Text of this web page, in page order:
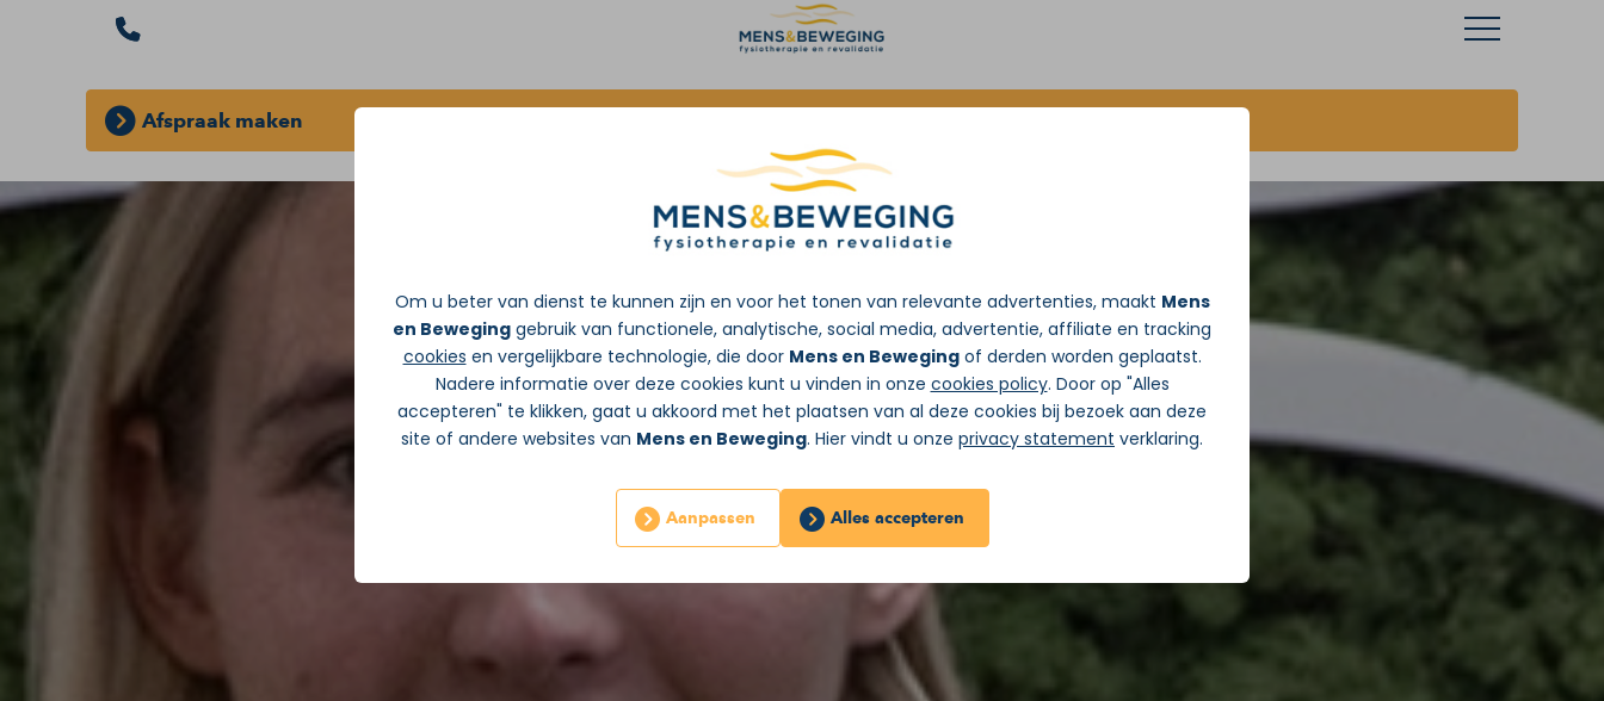
Om u beter van dienst te kunnen zijn en voor het tonen van relevante advertenties, maakt Mens
en Beweging gebruik van functionele, analytische, social media, advertentie, affiliate en tracking
cookies en vergelijkbare technologie, die door Mens en Bewegingof derden worden geplaatst.
Nadere informatie over deze cookies kunt u vinden in onze cookies policy. Door op "Alles
accepteren" te klikken, gaat u akkoord met het plaatsen van al deze cookies bij bezoek aan deze
site of andere websites van Mens en Beweging. Hier vindt u onze privacy statement verklaring.
Aanpassen Alles accepteren
Afspraak maken
GRATIS INLOOPSPREEKUUR: Zonder doorverwijzing van de huisarts